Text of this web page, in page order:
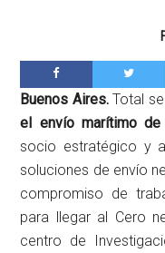
Buenos Aires.Total se
el envío marítimo
socio estratégico y
soluciones de envío
compromiso de
para llegar al Cero
centro de